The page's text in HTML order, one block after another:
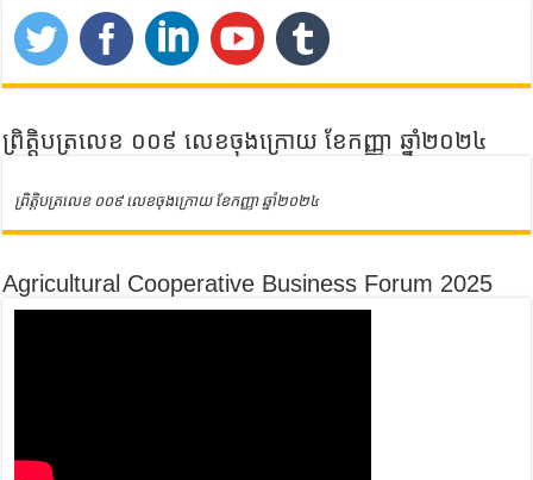
ព្រិត្តិបត្រលេខ ០០៩ លេខចុងក្រោយ ខែកញ្ញា ឆ្នាំ២០២៤
ព្រិត្តិបត្រលេខ ០០៩ លេខចុងក្រោយ ខែកញ្ញា ឆ្នាំ២០២៤
Agricultural Cooperative Business Forum 2025